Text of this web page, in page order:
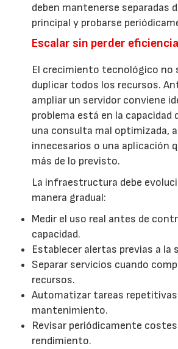
deben mantenerse separadas
principal y probarse
Escalar sin perder eficiencia
El crecimiento tecnológico no
duplicar todos los recursos.
ampliar un servidor conviene
problema está en la capacidad
una consulta mal optimizada,
innecesarios o una aplicación
más de lo previsto.
La infraestructura debe
manera gradual:
Medir el uso real antes de
capacidad.
Establecer alertas previas a la
Separar servicios cuando
recursos.
Automatizar tareas repetitivas
mantenimiento.
Revisar periódicamente
rendimiento.